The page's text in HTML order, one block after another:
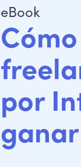
eBook
por